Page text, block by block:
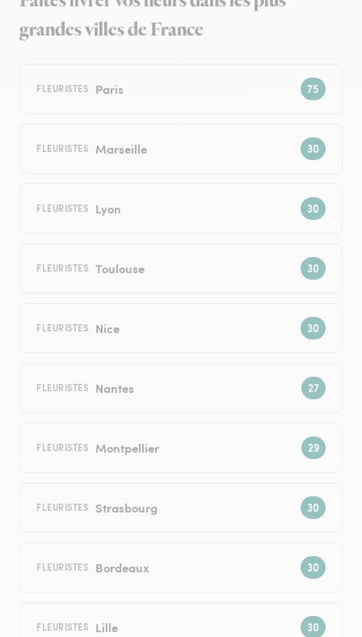
grandes villes de France
FLEURISTES Paris
FLEURISTES Marseille
FLEURISTES Lyon
FLEURISTES Toulouse
FLEURISTES Nice
FLEURISTES Nantes
FLEURISTES Montpellier
FLEURISTES Strasbourg
FLEURISTES Bordeaux
FLEURISTES Lille